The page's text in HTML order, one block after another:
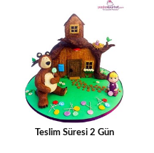
Teslim Süresi 2 Gün